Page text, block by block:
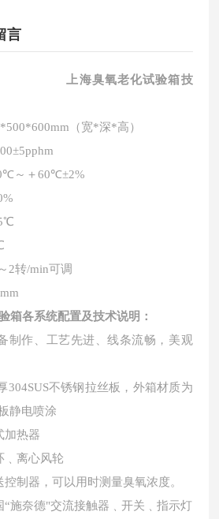
言
上海臭氧老化试验箱技
（宽*深*高）
～＋60℃±2%
2转/min可调
箱各系统配置及技术说明：
制作、工艺先进、线条流畅，美观
304SUS不锈钢拉丝板，外箱材质为
静电喷涂
加热器
﹑离心风轮
制器，可以用时测量臭氧浓度。
“施奈德"交流接触器﹑开关﹑指示灯